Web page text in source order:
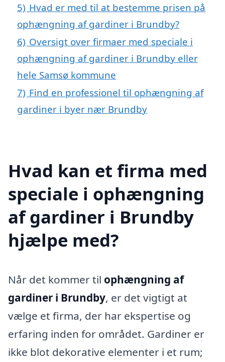
5) Hvad er med til at bestemme prisen på
ophængning af gardiner i Brundby?
6) Oversigt over firmaer med speciale i
ophængning af gardiner i Brundby eller
hele Samsø kommune
7) Find en professionel til ophængning af
gardiner i byer nær Brundby
Hvad kan et firma med
speciale i ophængning
af gardiner i Brundby
hjælpe med?
Når det kommer til ophængning af
gardiner i Brundby, er det vigtigt at
vælge et firma, der har ekspertise og
erfaring inden for området. Gardiner er
ikke blot dekorative elementer i et rum;